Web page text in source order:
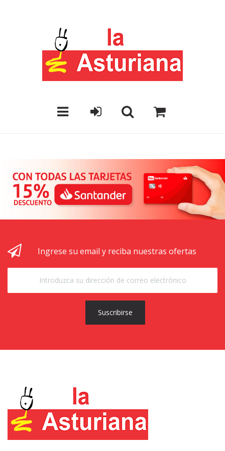
Ingrese su email y reciba nuestras ofertas
Suscribirse